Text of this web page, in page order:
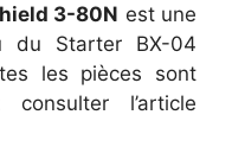
3-80N est une
du Starter BX-04
les pièces sont
l’article